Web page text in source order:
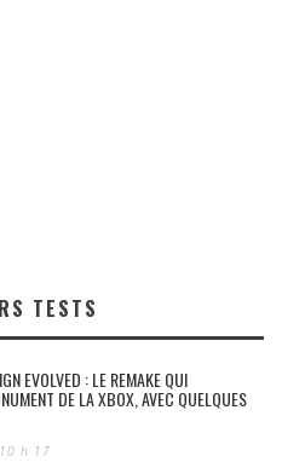
TESTS
EVOLVED : LE REMAKE QUI
DE LA XBOX, AVEC QUELQUES
h 17